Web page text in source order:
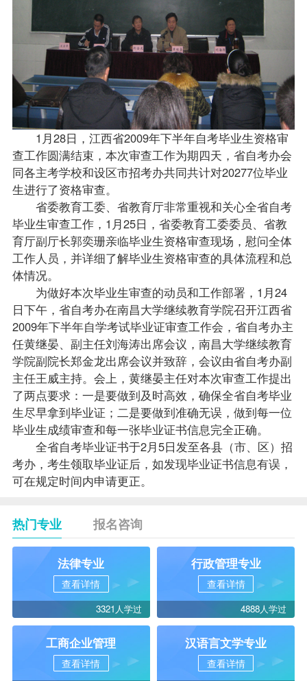
1月28日，江西省2009年下半年自考毕业生资格审
查工作圆满结束，本次审查工作为期四天，省自考办会
同各主考学校和设区市招考办共同共计对20277位毕业
生进行了资格审查。
省委教育工委、省教育厅非常重视和关心全省自考
毕业生审查工作，1月25日，省委教育工委委员、省教
育厅副厅长郭奕珊亲临毕业生资格审查现场，慰问全体
工作人员，并详细了解毕业生资格审查的具体流程和总
体情况。
为做好本次毕业生审查的动员和工作部署，1月24
日下午，省自考办在南昌大学继续教育学院召开江西省
2009年下半年自学考试毕业证审查工作会，省自考办主
任黄继晏、副主任刘海涛出席会议，南昌大学继续教育
学院副院长郑金龙出席会议并致辞，会议由省自考办副
主任王威主持。会上，黄继晏主任对本次审查工作提出
了两点要求：一是要做到及时高效，确保全省自考毕业
生尽早拿到毕业证；二是要做到准确无误，做到每一位
毕业生成绩审查和每一张毕业证书信息完全正确。
全省自考毕业证书于2月5日发至各县（市、区）招
考办，考生领取毕业证后，如发现毕业证书信息有误，
可在规定时间内申请更正。
热门专业 报名咨询
法律专业
查看详情
3321人学过
行政管理专业
查看详情
4888人学过
工商企业管理
查看详情
汉语言文学专业
查看详情